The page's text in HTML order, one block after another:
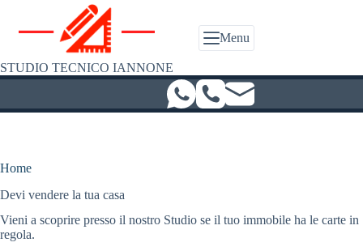
contenuto
STUDIO TECNICO IANNONE
Menu
Home
Devi vendere la tua casa
Vieni a scoprire presso il nostro Studio se il tuo immobile ha le carte in
regola.